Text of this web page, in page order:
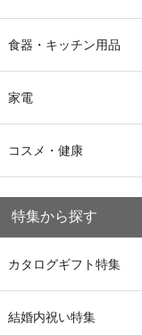
食器・キッチン用品
家電
コスメ・健康
特集から探す
カタログギフト特集
結婚内祝い特集